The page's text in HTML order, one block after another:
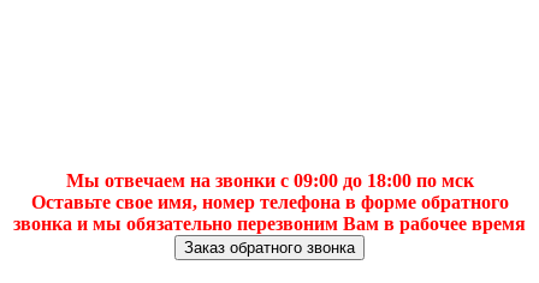
Мы отвечаем на звонки с 09:00 до 18:00 по мск
Оставьте свое имя, номер телефона в форме обратного
звонка и мы обязательно перезвоним Вам в рабочее время
Заказ обратного звонка